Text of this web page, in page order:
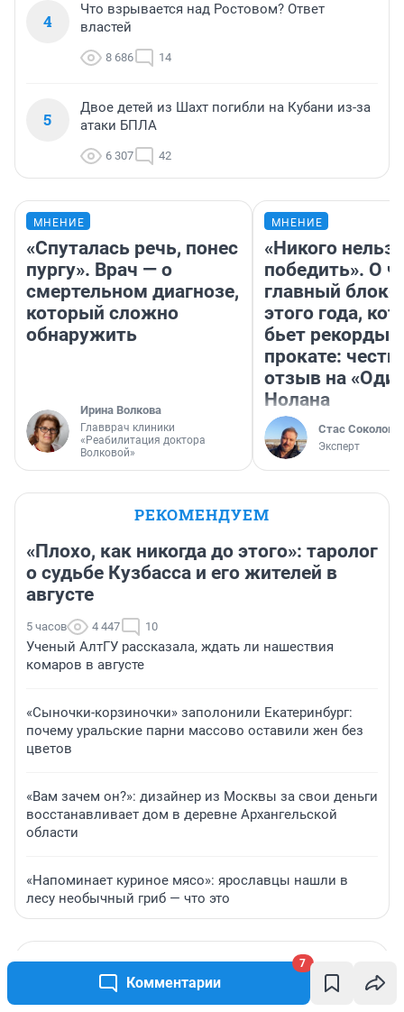
Комментарии
7
4
Что взрывается над Ростовом? Ответ
властей
8 686 14
5
Двое детей из Шахт погибли на Кубани из-за
атаки БПЛА
6 307 42
МНЕНИЕ
«Спуталась речь, понес
пургу». Врач — о
смертельном диагнозе,
который сложно
обнаружить
Ирина Волкова
Главврач клиники
«Реабилитация доктора
Волковой»
МНЕНИЕ
«Никого нельзя
победить». О
главный
этого года,
бьет рекорды в
прокате:
отзыв на
Нолана
Стас Соколов
Эксперт
РЕКОМЕНДУЕМ
«Плохо, как никогда до этого»: таролог
о судьбе Кузбасса и его жителей в
августе
5 часов 4 447 10
Ученый АлтГУ рассказала, ждать ли нашествия
комаров в августе
«Сыночки-корзиночки» заполонили Екатеринбург:
почему уральские парни массово оставили жен без
цветов
«Вам зачем он?»: дизайнер из Москвы за свои деньги
восстанавливает дом в деревне Архангельской
области
«Напоминает куриное мясо»: ярославцы нашли в
лесу необычный гриб — что это